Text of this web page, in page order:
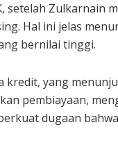
setelah Zulkarnain
Hal ini jelas
bernilai tinggi.
kredit, yang
pembiayaan,
dugaan